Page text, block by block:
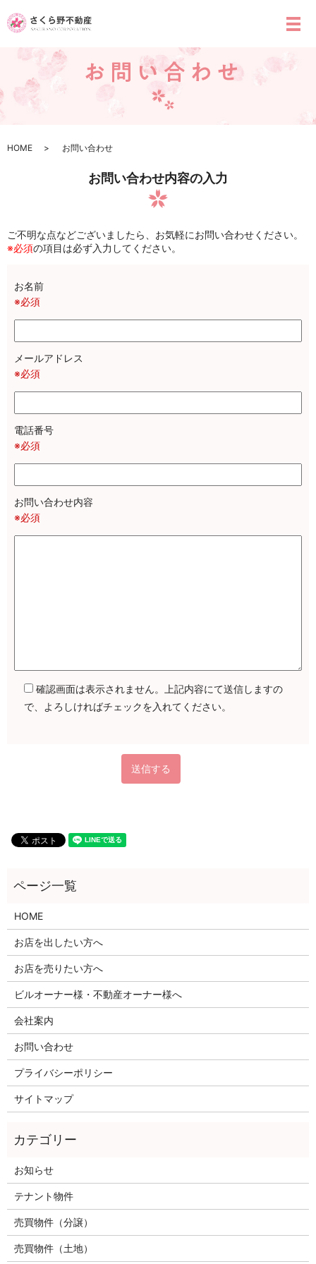
メ
HOME お問い合わせ
お問い合わせ内容の入力
ご不明な点などございましたら、お気軽にお問い合わせください。
※必須の項目は必ず入力してください。
お名前
※必須
メールアドレス
※必須
電話番号
※必須
お問い合わせ内容
※必須
確認画面は表示されません。上記内容にて送信しますの
で、よろしければチェックを入れてください。
HOME
お店を出したい方へ
お店を売りたい方へ
ビルオーナー様・不動産オーナー様へ
会社案内
お問い合わせ
プライバシーポリシー
サイトマップ
お知らせ
テナント物件
売買物件（分譲）
売買物件（土地）